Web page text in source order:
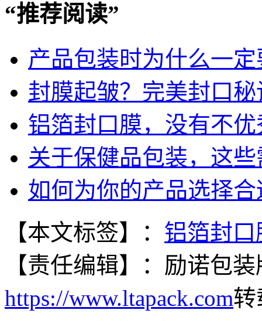
“推荐阅读”
产品包装时为什么一
封膜起皱？完美封口
铝箔封口膜，没有不
关于保健品包装，这
如何为你的产品选择
【本文标签】： 铝箔封口
【责任编辑】： 励诺包装
https://www.ltapack.com转